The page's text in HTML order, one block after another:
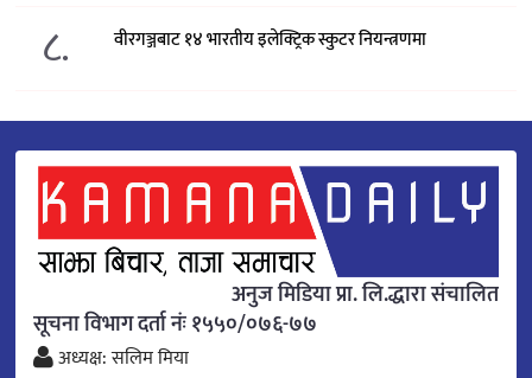
८. वीरगञ्जबाट १४ भारतीय इलेक्ट्रिक स्कुटर नियन्त्रणमा
अनुज मिडिया प्रा. लि.द्धारा संचालित
सूचना विभाग दर्ता नंः १५५०/०७६-७७
अध्यक्ष: सलिम मिया